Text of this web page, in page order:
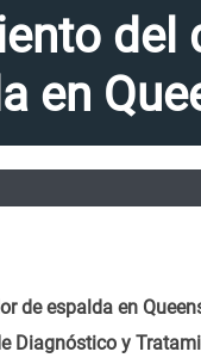
del
en
del dolor de espalda
de espalda en
Diagnóstico y